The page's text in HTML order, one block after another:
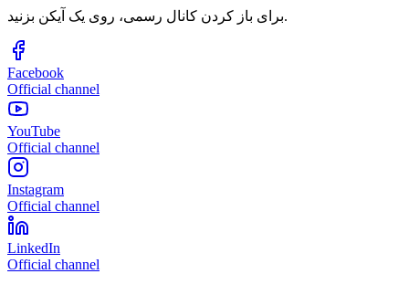
برای باز کردن کانال رسمی، روی یک آیکن بزنید.
Facebook
Official channel
YouTube
Official channel
Instagram
Official channel
LinkedIn
Official channel